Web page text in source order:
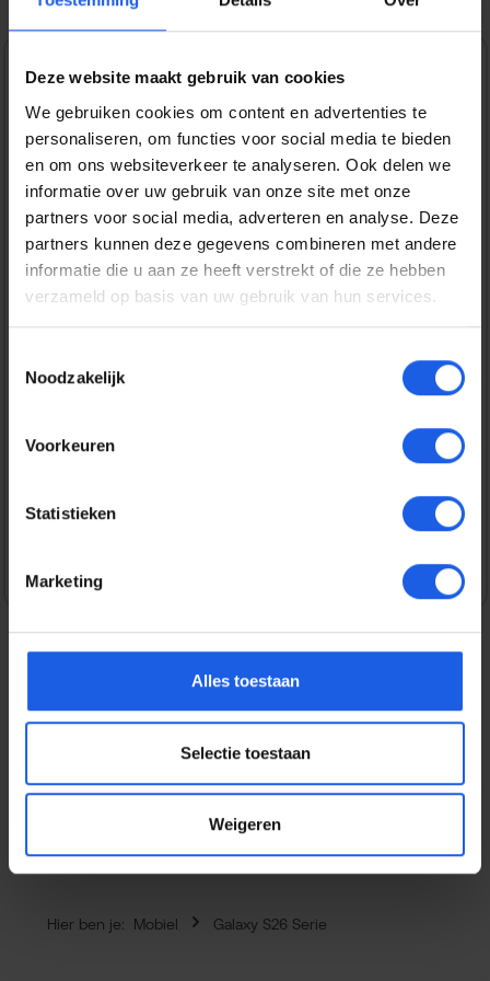
Deze website maakt gebruik van cookies
We gebruiken cookies om content en advertenties te
personaliseren, om functies voor social media te bieden
en om ons websiteverkeer te analyseren. Ook delen we
informatie over uw gebruik van onze site met onze
partners voor social media, adverteren en analyse. Deze
partners kunnen deze gegevens combineren met andere
informatie die u aan ze heeft verstrekt of die ze hebben
verzameld op basis van uw gebruik van hun services.
Noodzakelijk
Voorkeuren
Statistieken
Marketing
Alles toestaan
Selectie toestaan
Weigeren
1-2-3 deal
Normale prijs:
€ 59,99
Prijzen incl. BTW en excl. verzendkosten
Bestel nu
Samsung
Veilig en snel betalen
Dit Samsung siliconen hoesje is een soepel en zijdezacht
hoesje dat je gemakkelijk urenlang comfortabel kunt
vasthouden. He…Meer
Hier ben je: Mobiel Galaxy S26 Serie